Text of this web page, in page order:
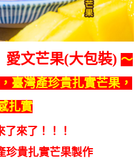
愛文芒果(大包裝) ～
臺灣產珍貴扎實芒果，
扎實
來了！！！
珍貴扎實芒果製作